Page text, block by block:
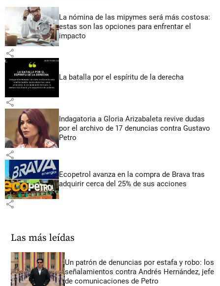
La nómina de las mipymes será más costosa:
estas son las opciones para enfrentar el
impacto
share
La batalla por el espíritu de la derecha
share
Indagatoria a Gloria Arizabaleta revive dudas
por el archivo de 17 denuncias contra Gustavo
Petro
share
Ecopetrol avanza en la compra de Brava tras
adquirir cerca del 25% de sus acciones
share
Las más leídas
Un patrón de denuncias por estafa y robo: los
señalamientos contra Andrés Hernández, jefe
de comunicaciones de Petro